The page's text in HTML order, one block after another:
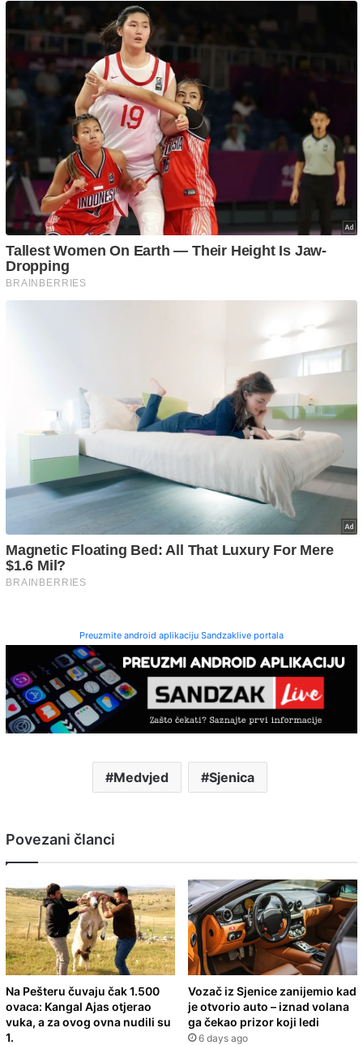
Preuzmite android aplikaciju Sandzaklive portala
Medvjed Sjenica
Povezani članci
Na Pešteru čuvaju čak 1.500
ovaca: Kangal Ajas otjerao
vuka, a za ovog ovna nudili su
1.
Vozač iz Sjenice zanijemio kad
je otvorio auto – iznad volana
ga čekao prizor koji ledi
6 days ago